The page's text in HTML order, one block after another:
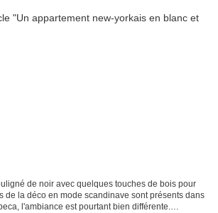
de noir avec quelques touches de bois pour
de la déco en mode scandinave sont présents dans
l'ambiance est pourtant bien différente.